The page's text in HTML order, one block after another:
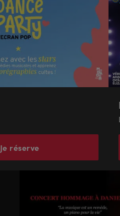
Je réserve